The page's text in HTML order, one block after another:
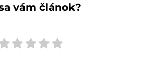
vám článok?